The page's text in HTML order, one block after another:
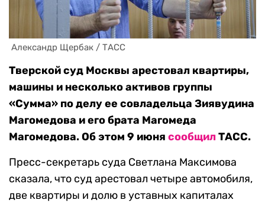
Александр Щербак / ТАСС
Тверской суд Москвы арестовал квартиры,
машины и несколько активов группы
«Сумма» по делу ее совладельца Зиявудина
Магомедова и его брата Магомеда
Магомедова. Об этом 9 июня сообщилТАСС.
Пресс-секретарь суда Светлана Максимова
сказала, что суд арестовал четыре автомобиля,
две квартиры и долю в уставных капиталах